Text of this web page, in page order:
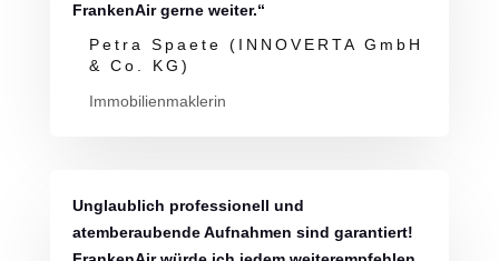
FrankenAir gerne weiter.“
Petra Spaete (INNOVERTA GmbH
& Co. KG)
Immobilienmaklerin
Unglaublich professionell und
atemberaubende Aufnahmen sind garantiert!